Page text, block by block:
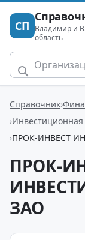
СП
Владимир и
область
Справочник
Инвестиционная
ПРОК-ИНВЕСТ
ПРОК-
ЗАО